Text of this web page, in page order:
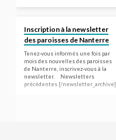
Inscription à la newsletter
des paroisses de Nanterre
Tenez-vous informés une fois par
mois des nouvelles des paroisses
de Nanterre, inscrivez-vous à la
newsletter. Newsletters
précédentes [/newsletter_archive]